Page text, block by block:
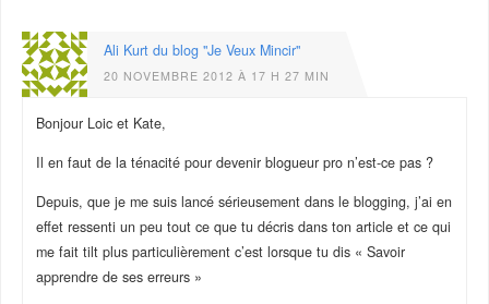
Ali Kurt du blog "Je Veux Mincir"
20 NOVEMBRE 2012 À 17 H 27 MIN
Bonjour Loic et Kate,
Il en faut de la ténacité pour devenir blogueur pro n’est-ce pas ?
Depuis, que je me suis lancé sérieusement dans le blogging, j’ai en
effet ressenti un peu tout ce que tu décris dans ton article et ce qui
me fait tilt plus particulièrement c’est lorsque tu dis « Savoir
apprendre de ses erreurs »